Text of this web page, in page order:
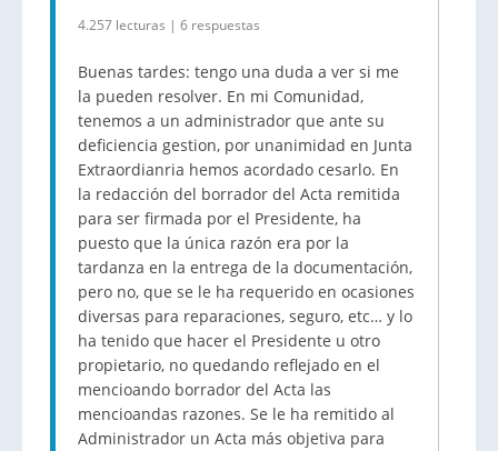
4.257 lecturas | 6 respuestas
Buenas tardes: tengo una duda a ver si me
la pueden resolver. En mi Comunidad,
tenemos a un administrador que ante su
deficiencia gestion, por unanimidad en Junta
Extraordianria hemos acordado cesarlo. En
la redacción del borrador del Acta remitida
para ser firmada por el Presidente, ha
puesto que la única razón era por la
tardanza en la entrega de la documentación,
pero no, que se le ha requerido en ocasiones
diversas para reparaciones, seguro, etc… y lo
ha tenido que hacer el Presidente u otro
propietario, no quedando reflejado en el
mencioando borrador del Acta las
mencioandas razones. Se le ha remitido al
Administrador un Acta más objetiva para